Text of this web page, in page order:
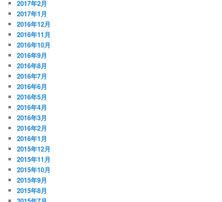
2017年2月
2017年1月
2016年12月
2016年11月
2016年10月
2016年9月
2016年8月
2016年7月
2016年6月
2016年5月
2016年4月
2016年3月
2016年2月
2016年1月
2015年12月
2015年11月
2015年10月
2015年9月
2015年8月